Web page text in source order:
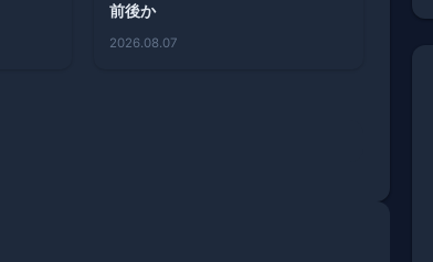
前後か
2026.08.07